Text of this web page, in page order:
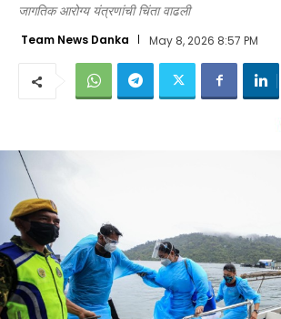
जागतिक आरोग्य यंत्रणांची चिंता वाढली
Team News Danka May 8, 2026 8:57 PM